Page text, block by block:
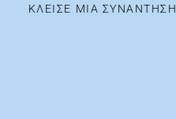
ΚΛΕΙΣΕ ΜΙΑ